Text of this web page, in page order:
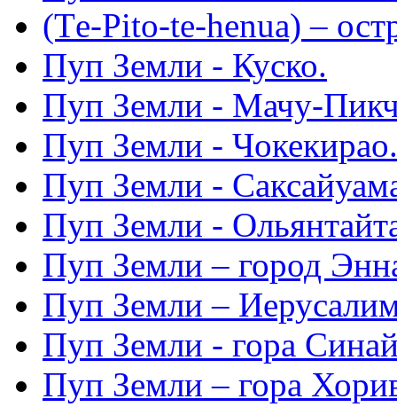
(Тe-Pito-te-henua) –
Пуп Земли - Куско.
Пуп Земли - Мачу-
Пуп Земли - Чокекирао.
Пуп Земли -
Пуп Земли -
Пуп Земли – город
Пуп Земли –
Пуп Земли - гора
Пуп Земли – гора